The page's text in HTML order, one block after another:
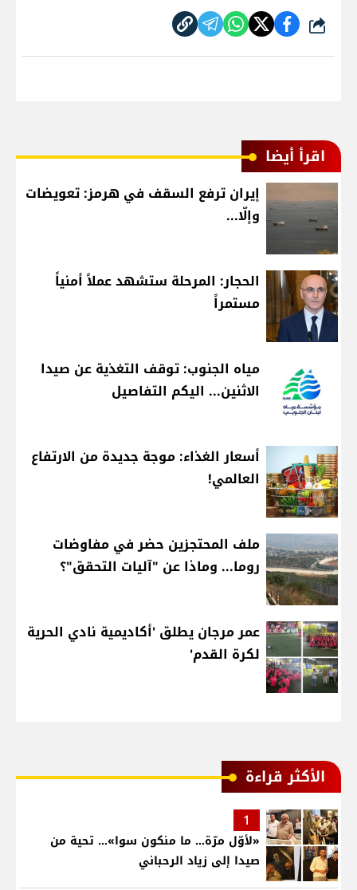
شارك
اقرأ أيضا
إيران ترفع السقف في هرمز: تعويضات
وإلّا...
الحجار: المرحلة ستشهد عملاً أمنياً
مستمراً
مياه الجنوب: توقف التغذية عن صيدا
الاثنين... اليكم التفاصيل
أسعار الغذاء: موجة جديدة من الارتفاع
العالمي!
ملف المحتجزين حضر في مفاوضات
روما... وماذا عن "آليات التحقق"؟
عمر مرجان يطلق 'أكاديمية نادي الحرية
لكرة القدم'
الأكثر قراءة
1
«لأوّل مرّة… ما منكون سوا»… تحية من
صيدا إلى زياد الرحباني